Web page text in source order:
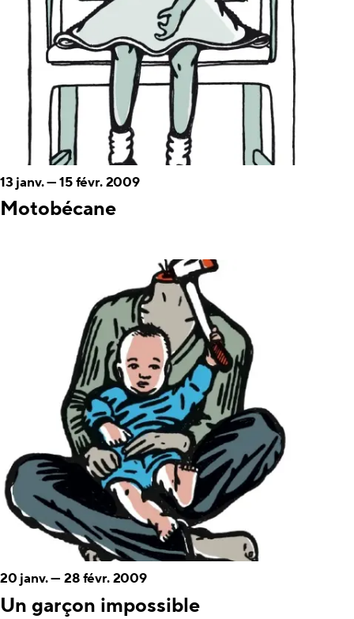
Motobécane
13 janv.—15 févr. 2009
Un garçon impossible
20 janv.—28 févr. 2009